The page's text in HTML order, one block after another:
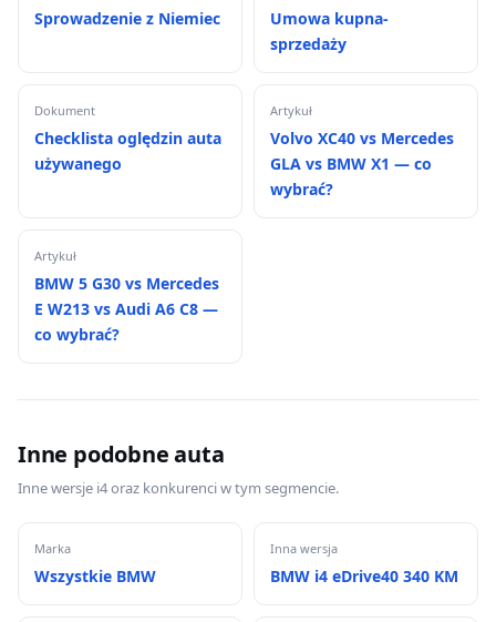
Sprowadzenie z Niemiec
Umowa kupna-
sprzedaży
Dokument
Checklista oględzin auta
używanego
Artykuł
Volvo XC40 vs Mercedes
GLA vs BMW X1 — co
wybrać?
Artykuł
BMW 5 G30 vs Mercedes
E W213 vs Audi A6 C8 —
co wybrać?
Inne podobne auta
Inne wersje i4 oraz konkurenci w tym segmencie.
Marka
Wszystkie BMW
Inna wersja
BMW i4 eDrive40 340 KM